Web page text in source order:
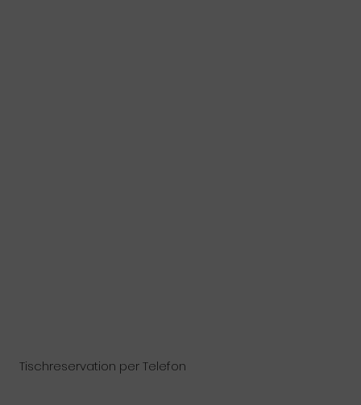
Tischreservation per Telefon